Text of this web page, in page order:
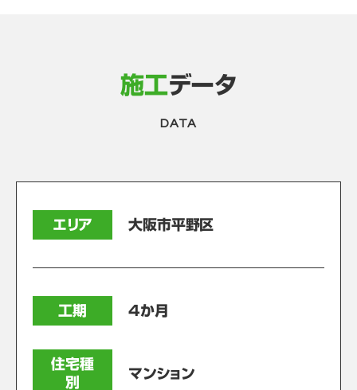
施工データ
DATA
エリア 大阪市平野区
工期 4か月
住宅種
別
マンション